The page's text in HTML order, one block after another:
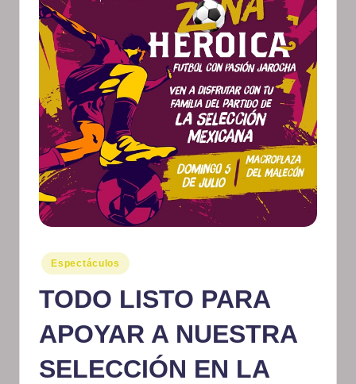
I
n
f
o
r
m
at
iv
o
Publicado
en
Espectáculos
TODO LISTO PARA
APOYAR A NUESTRA
SELECCIÓN EN LA